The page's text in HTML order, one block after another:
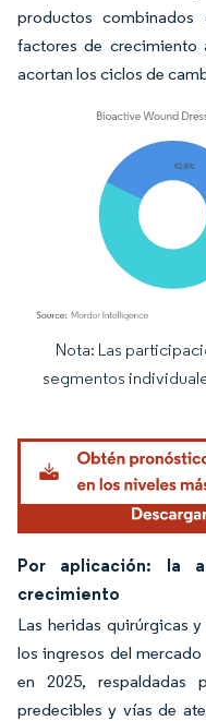
productos
factores de crecimiento
acortan los ciclos de
Imagen © Mordor Intelligence.
Nota: Las
segmentos
Por aplicación: la
crecimiento
Las heridas quirúrgicas
los ingresos del
en 2025, respaldadas
predecibles y vías de